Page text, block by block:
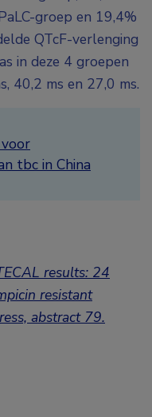
groep en 19,4%
QTcF-verlenging
in deze 4 groepen
40,2 ms en 27,0 ms.
tbc in China
results: 24
resistant
abstract 79.